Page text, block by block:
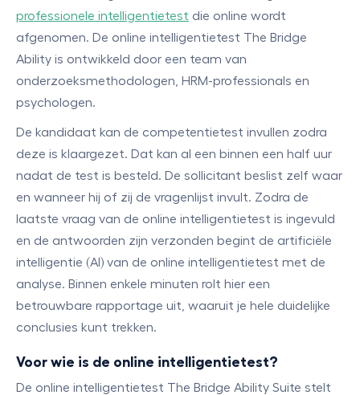
professionele intelligentietest die online wordt
afgenomen. De online intelligentietest The Bridge
Ability is ontwikkeld door een team van
onderzoeksmethodologen, HRM-professionals en
psychologen.
De kandidaat kan de competentietest invullen zodra
deze is klaargezet. Dat kan al een binnen een half uur
nadat de test is besteld. De sollicitant beslist zelf waar
en wanneer hij of zij de vragenlijst invult. Zodra de
laatste vraag van de online intelligentietest is ingevuld
en de antwoorden zijn verzonden begint de artificiële
intelligentie (AI) van de online intelligentietest met de
analyse. Binnen enkele minuten rolt hier een
betrouwbare rapportage uit, waaruit je hele duidelijke
conclusies kunt trekken.
Voor wie is de online intelligentietest?
De online intelligentietest The Bridge Ability Suite stelt